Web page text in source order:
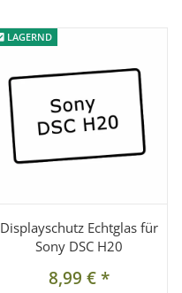
LAGERND
LAGERND
Displayschutz Echtglas für
Sony DSC H20
8,99 €*